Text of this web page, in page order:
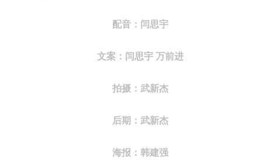
配音：闫思宇
文案：闫思宇 万前进
拍摄：武新杰
后期：武新杰
海报：韩建强